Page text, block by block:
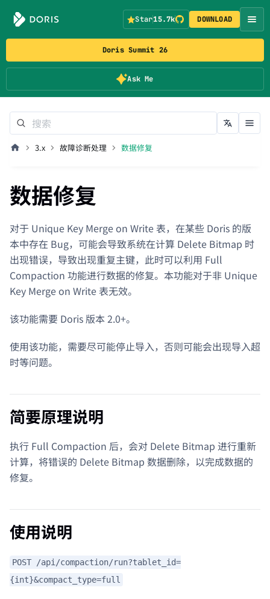
Doris Summit 26
Ask Me
Star15.7k DOWNLOAD
3.x 故障诊断处理 数据修复
数据修复
对于 Unique Key Merge on Write 表，在某些 Doris 的版
本中存在 Bug，可能会导致系统在计算 Delete Bitmap 时
出现错误，导致出现重复主键，此时可以利用 Full
Compaction 功能进行数据的修复。本功能对于非 Unique
Key Merge on Write 表无效。
该功能需要 Doris 版本 2.0+。
使用该功能，需要尽可能停止导入，否则可能会出现导入超
时等问题。
简要原理说明
执行 Full Compaction 后，会对 Delete Bitmap 进行重新
计算，将错误的 Delete Bitmap 数据删除，以完成数据的
修复。
使用说明
POST /api/compaction/run?tablet_id=
{int}&compact_type=full